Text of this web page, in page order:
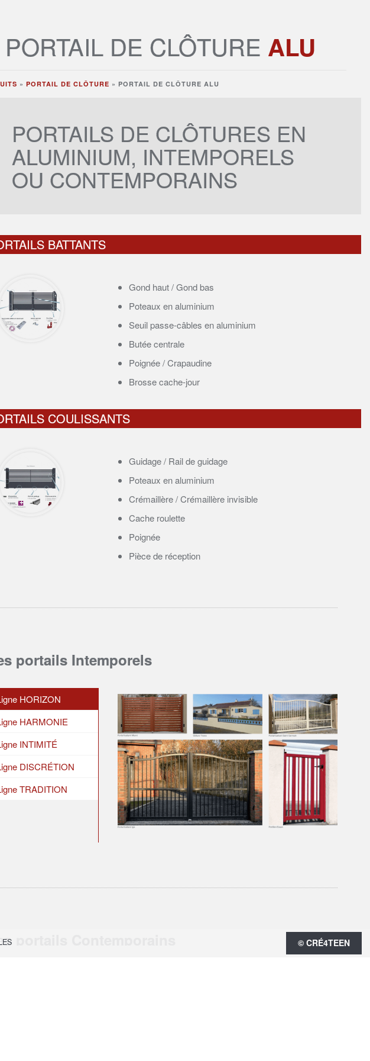
PORTAIL DE CLÔTURE ALU
» PORTAIL DE CLÔTURE » PORTAIL DE CLÔTURE ALU
PORTAILS DE CLÔTURES EN
ALUMINIUM, INTEMPORELS
OU CONTEMPORAINS
BATTANTS
Gond haut / Gond bas
Poteaux en aluminium
Seuil passe-câbles en aluminium
Butée centrale
Poignée / Crapaudine
Brosse cache-jour
COULISSANTS
Guidage / Rail de guidage
Poteaux en aluminium
Crémaillère / Crémaillère invisible
Cache roulette
Poignée
Pièce de réception
portails Intemporels
HORIZON
HARMONIE
INTIMITÉ
DISCRÉTION
TRADITION
portails Contemporains © CRÉ4TEEN